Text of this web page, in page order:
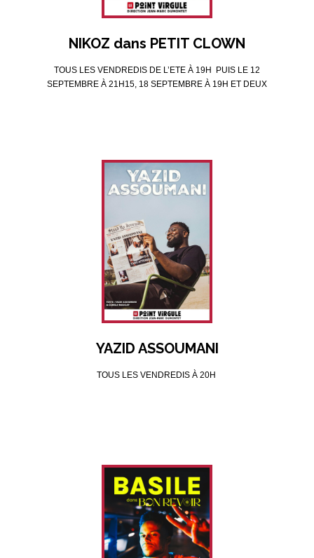
NIKOZ dans PETIT CLOWN
TOUS LES VENDREDIS DE L’ETE À 19H PUIS LE 12
SEPTEMBRE À 21H15, 18 SEPTEMBRE À 19H ET DEUX
YAZID ASSOUMANI
TOUS LES VENDREDIS À 20H